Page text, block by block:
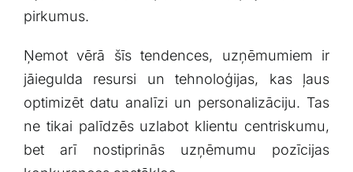
pirkumus.
Ņemot vērā šīs tendences, uzņēmumiem ir
jāiegulda ‍resursi un tehnoloģijas, kas ļaus
optimizēt ⁢datu analīzi ⁤un personalizāciju.‌ Tas
ne ‍tikai⁤ palīdzēs ⁢uzlabot ​klientu⁢ centriskumu,
bet arī nostiprinās​ uzņēmumu pozīcijas